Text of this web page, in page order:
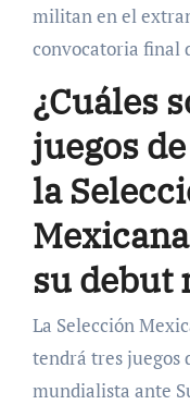
militan en el
convocatoria final
¿Cuáles
juegos
la
Mexicana
sudebut
La Selección
tendrá tres juegos
mundialista ante